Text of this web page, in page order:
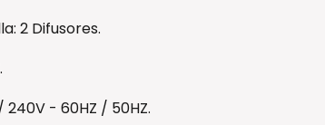
2 Difusores.
240V - 60HZ / 50HZ.